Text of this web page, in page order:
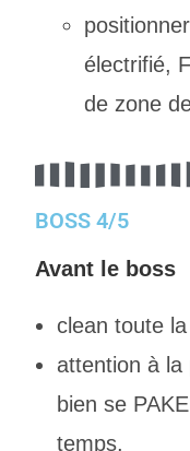
électrifié,
de zone
BOSS 4/5
Avant le boss
clean toute
attention à la
bien se
temps,